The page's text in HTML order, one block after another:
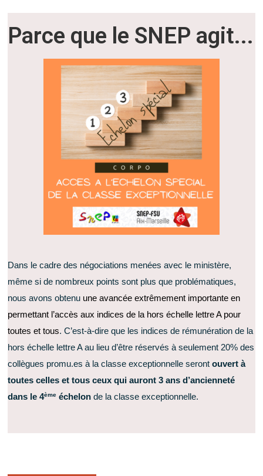
Parce que le SNEP agit...
Dans le cadre des négociations menées avec le ministère,
même si de nombreux points sont plus que problématiques,
nous avons obtenu une avancée extrêmement importante en
permettant l’accès aux indices de la hors échelle lettre A pour
toutes et tous. C’est-à-dire que les indices de rémunération de la
hors échelle lettre A au lieu d’être réservés à seulement 20% des
collègues promu.es à la classe exceptionnelle serontouvert à
toutes celles et tous ceux qui auront 3 ans d’ancienneté
dans le 4ème échelonde la classe exceptionnelle.